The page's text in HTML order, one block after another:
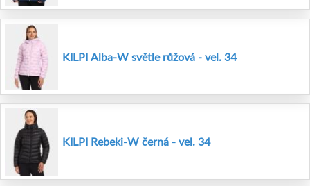
KILPI Alba-W světle růžová - vel. 34
KILPI Rebeki-W černá - vel. 34